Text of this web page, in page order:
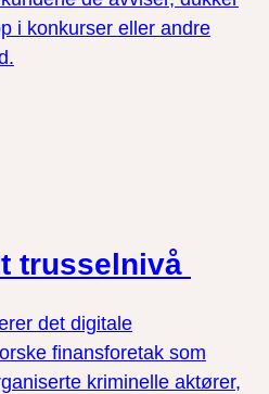
i konkurser eller andre
trusselnivå
det digitale
finansforetak som
kriminelle aktører,